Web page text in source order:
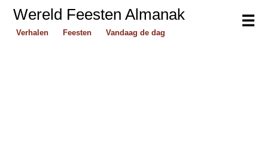
☰
Wereld Feesten Almanak
Verhalen Feesten Vandaag de dag